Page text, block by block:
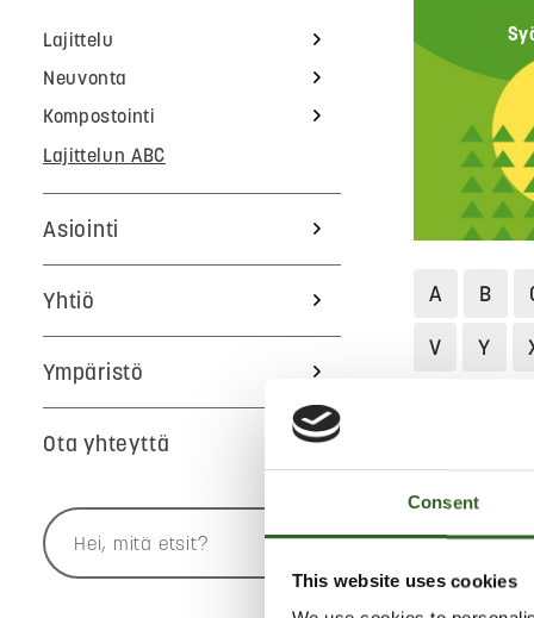
Consent
This website uses cookies
Lajittelu
Neuvonta
Kompostointi
Lajittelun ABC
Asiointi
Yhtiö
Ympäristö
Ota yhteyttä
A B
V
Y